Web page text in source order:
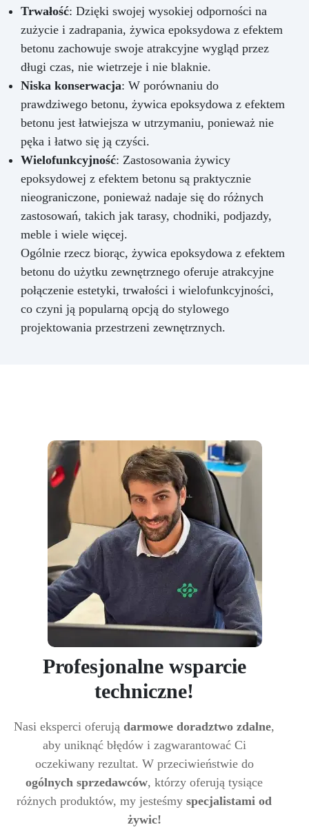
Trwałość: Dzięki swojej wysokiej odporności na
zużycie i zadrapania, żywica epoksydowa z efektem
betonu zachowuje swoje atrakcyjne wygląd przez
długi czas, nie wietrzeje i nie blaknie.
Niska konserwacja: W porównaniu do
prawdziwego betonu, żywica epoksydowa z efektem
betonu jest łatwiejsza w utrzymaniu, ponieważ nie
pęka i łatwo się ją czyści.
Wielofunkcyjność: Zastosowania żywicy
epoksydowej z efektem betonu są praktycznie
nieograniczone, ponieważ nadaje się do różnych
zastosowań, takich jak tarasy, chodniki, podjazdy,
meble i wiele więcej.
Ogólnie rzecz biorąc, żywica epoksydowa z efektem
betonu do użytku zewnętrznego oferuje atrakcyjne
połączenie estetyki, trwałości i wielofunkcyjności,
co czyni ją popularną opcją do stylowego
projektowania przestrzeni zewnętrznych.
Profesjonalne wsparcie
techniczne!
Nasi eksperci oferują darmowe doradztwo zdalne,
aby uniknąć błędów i zagwarantować Ci
oczekiwany rezultat. W przeciwieństwie do
ogólnych sprzedawców, którzy oferują tysiące
różnych produktów, my jesteśmy specjalistami od
żywic!